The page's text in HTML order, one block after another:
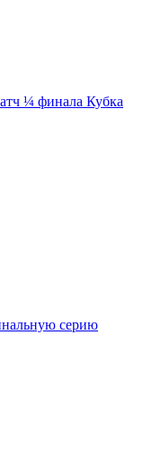
¼ финала Кубка
серию